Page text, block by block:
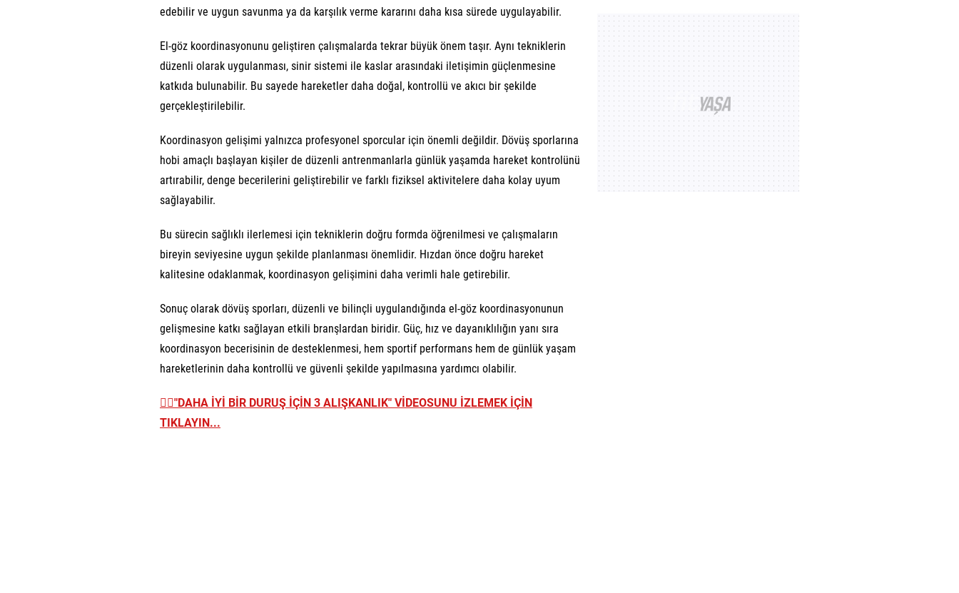
edebilir ve uygun savunma ya da karşılık verme kararını daha kısa sürede uygulayabilir.
El-göz koordinasyonunu geliştiren çalışmalarda tekrar büyük önem taşır. Aynı tekniklerin
düzenli olarak uygulanması, sinir sistemi ile kaslar arasındaki iletişimin güçlenmesine
katkıda bulunabilir. Bu sayede hareketler daha doğal, kontrollü ve akıcı bir şekilde
gerçekleştirilebilir.
Koordinasyon gelişimi yalnızca profesyonel sporcular için önemli değildir. Dövüş sporlarına
hobi amaçlı başlayan kişiler de düzenli antrenmanlarla günlük yaşamda hareket kontrolünü
artırabilir, denge becerilerini geliştirebilir ve farklı fiziksel aktivitelere daha kolay uyum
sağlayabilir.
Bu sürecin sağlıklı ilerlemesi için tekniklerin doğru formda öğrenilmesi ve çalışmaların
bireyin seviyesine uygun şekilde planlanması önemlidir. Hızdan önce doğru hareket
kalitesine odaklanmak, koordinasyon gelişimini daha verimli hale getirebilir.
Sonuç olarak dövüş sporları, düzenli ve bilinçli uygulandığında el-göz koordinasyonunun
gelişmesine katkı sağlayan etkili branşlardan biridir. Güç, hız ve dayanıklılığın yanı sıra
koordinasyon becerisinin de desteklenmesi, hem sportif performans hem de günlük yaşam
hareketlerinin daha kontrollü ve güvenli şekilde yapılmasına yardımcı olabilir.
👉🏼"DAHA İYİ BİR DURUŞ İÇİN 3 ALIŞKANLIK" VİDEOSUNU İZLEMEK İÇİN
TIKLAYIN...
yer almalıdır?
Zihin ve beden
dengesini
güçlendiren
öneriler